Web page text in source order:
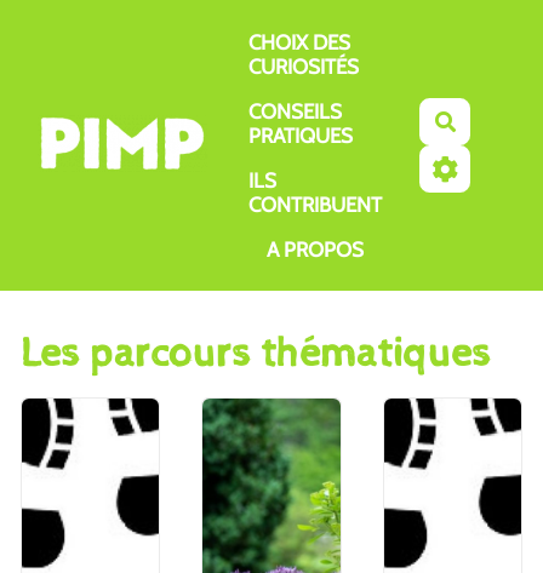
CHOIX DES
CURIOSITÉS
CONSEILS
PRATIQUES
ILS
CONTRIBUENT
A PROPOS
Les parcours thématiques